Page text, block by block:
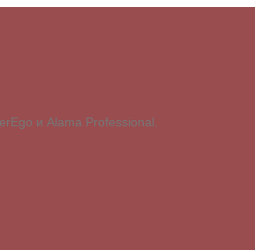
и Alama Professional.